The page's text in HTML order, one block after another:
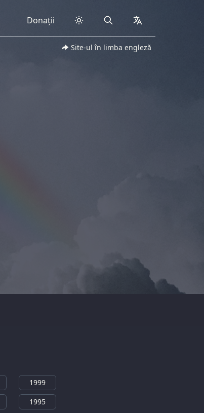
Donații Search collapsed
Site-ul în limba engleză
1999
1995